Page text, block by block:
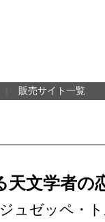
販売サイト一覧
天文学者の
ュゼッペ・